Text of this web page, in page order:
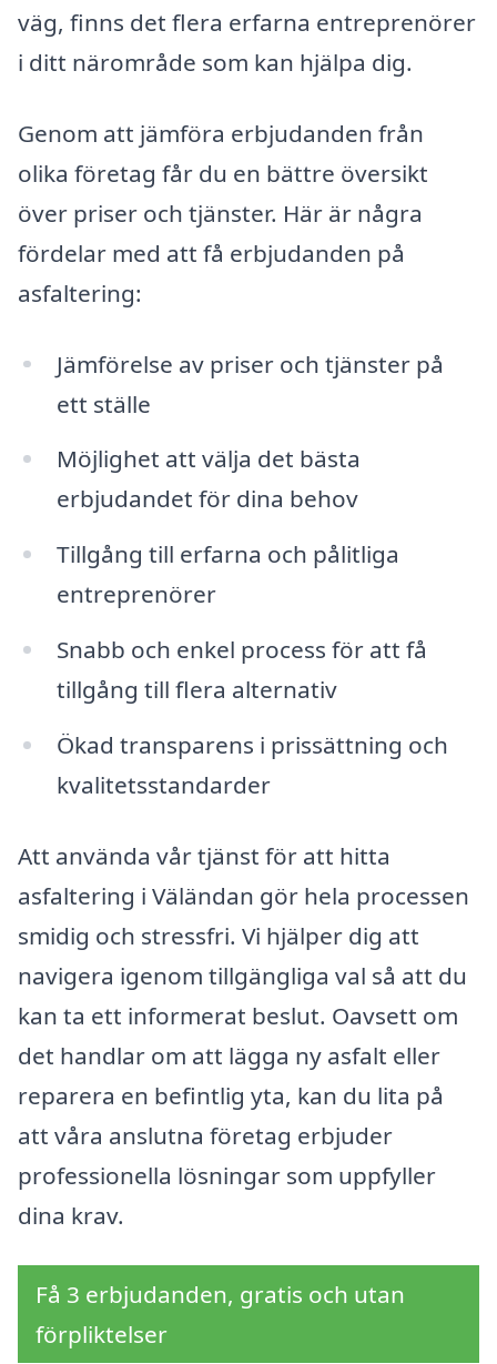
väg, finns det flera erfarna entreprenörer
i ditt närområde som kan hjälpa dig.
Genom att jämföra erbjudanden från
olika företag får du en bättre översikt
över priser och tjänster. Här är några
fördelar med att få erbjudanden på
asfaltering:
Jämförelse av priser och tjänster på
ett ställe
Möjlighet att välja det bästa
erbjudandet för dina behov
Tillgång till erfarna och pålitliga
entreprenörer
Snabb och enkel process för att få
tillgång till flera alternativ
Ökad transparens i prissättning och
kvalitetsstandarder
Att använda vår tjänst för att hitta
asfaltering i Väländan gör hela processen
smidig och stressfri. Vi hjälper dig att
navigera igenom tillgängliga val så att du
kan ta ett informerat beslut. Oavsett om
det handlar om att lägga ny asfalt eller
reparera en befintlig yta, kan du lita på
att våra anslutna företag erbjuder
professionella lösningar som uppfyller
dina krav.
Få 3 erbjudanden, gratis och utan
förpliktelser